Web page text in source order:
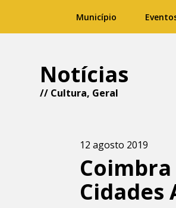
Município
Notícias
// Cultura, Geral
12 agosto 2019
Cidades